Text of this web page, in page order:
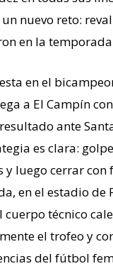
nuevo reto:
en la
en el
a El Campín
ante
es clara:
y luego cerrar con
en el estadio de
técnico
el trofeo y
del fútbol